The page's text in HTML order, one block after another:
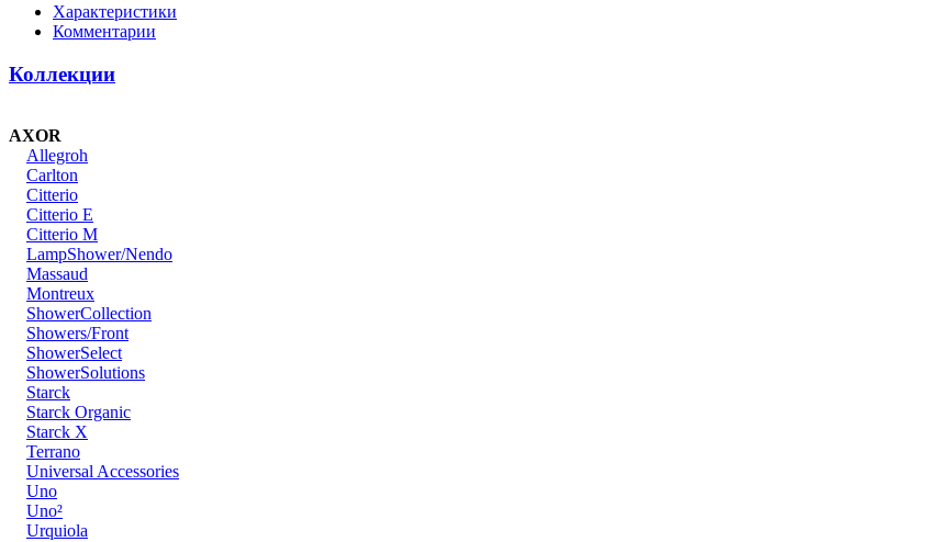
Характеристики
Комментарии
Коллекции
AXOR
Allegroh
Carlton
Citterio
Citterio E
Citterio M
LampShower/Nendo
Massaud
Montreux
ShowerCollection
Showers/Front
ShowerSelect
ShowerSolutions
Starck
Starck Organic
Starck X
Terrano
Universal Accessories
Uno
Uno²
Urquiola